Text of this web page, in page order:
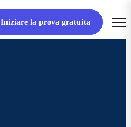
Iniziare la prova gratuita